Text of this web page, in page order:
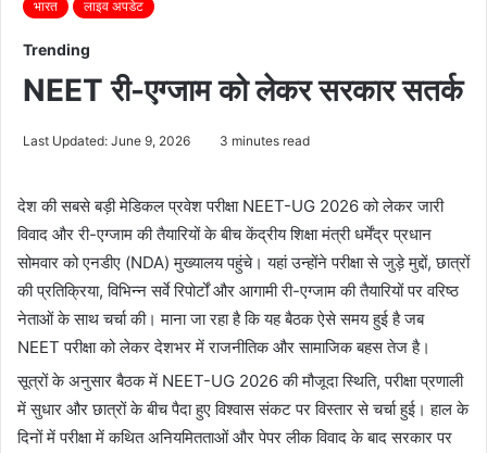
भारत लाइव अपडेट
Trending
NEET री-एग्जाम को लेकर सरकार सतर्क
Last Updated: June 9, 2026 3 minutes read
देश की सबसे बड़ी मेडिकल प्रवेश परीक्षा NEET-UG 2026 को लेकर जारी
विवाद और री-एग्जाम की तैयारियों के बीच केंद्रीय शिक्षा मंत्री धर्मेंद्र प्रधान
सोमवार को एनडीए (NDA) मुख्यालय पहुंचे। यहां उन्होंने परीक्षा से जुड़े मुद्दों, छात्रों
की प्रतिक्रिया, विभिन्न सर्वे रिपोर्टों और आगामी री-एग्जाम की तैयारियों पर वरिष्ठ
नेताओं के साथ चर्चा की। माना जा रहा है कि यह बैठक ऐसे समय हुई है जब
NEET परीक्षा को लेकर देशभर में राजनीतिक और सामाजिक बहस तेज है।
सूत्रों के अनुसार बैठक में NEET-UG 2026 की मौजूदा स्थिति, परीक्षा प्रणाली
में सुधार और छात्रों के बीच पैदा हुए विश्वास संकट पर विस्तार से चर्चा हुई। हाल के
दिनों में परीक्षा में कथित अनियमितताओं और पेपर लीक विवाद के बाद सरकार पर